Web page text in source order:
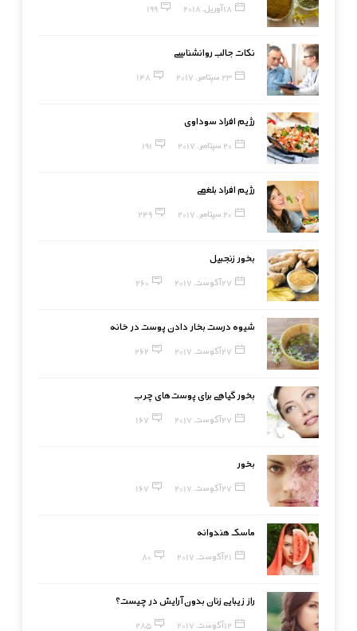
18 آوریل, 2018 199
نکات جالب روانشناسی
23 سپتامبر, 2017 148
رژیم افراد سوداوی
20 سپتامبر, 2017 191
رژیم افراد بلغمی
20 سپتامبر, 2017 249
بخور زنجبیل
27 آگوست, 2017 260
شیوه درست بخار دادن پوست در خانه
27 آگوست, 2017 262
بخور گیاهی برای پوست‌های چرب
27 آگوست, 2017 167
بخور
27 آگوست, 2017 167
ماسک هندوانه
21 آگوست, 2017 80
راز زیبایی زنان بدون آرایش در چیست؟
12 آگوست, 2017 285